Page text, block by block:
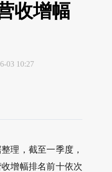
收增幅
03 10:27
理，截至一季度，
增幅排名前十依次